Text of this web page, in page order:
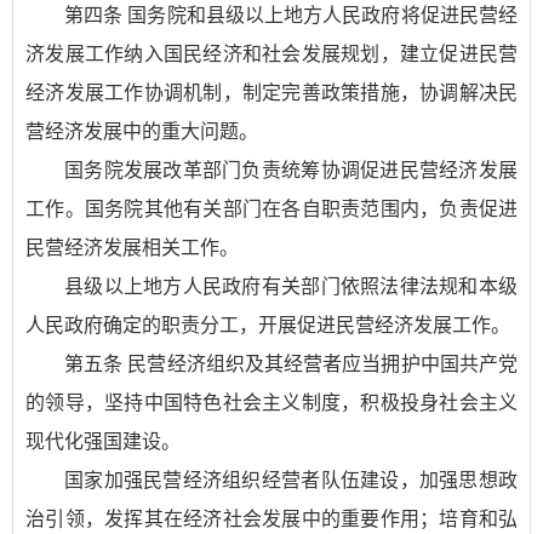
第四条 国务院和县级以上地方人民政府将促进民营经
济发展工作纳入国民经济和社会发展规划，建立促进民营
经济发展工作协调机制，制定完善政策措施，协调解决民
营经济发展中的重大问题。
国务院发展改革部门负责统筹协调促进民营经济发展
工作。国务院其他有关部门在各自职责范围内，负责促进
民营经济发展相关工作。
县级以上地方人民政府有关部门依照法律法规和本级
人民政府确定的职责分工，开展促进民营经济发展工作。
第五条 民营经济组织及其经营者应当拥护中国共产党
的领导，坚持中国特色社会主义制度，积极投身社会主义
现代化强国建设。
国家加强民营经济组织经营者队伍建设，加强思想政
治引领，发挥其在经济社会发展中的重要作用；培育和弘